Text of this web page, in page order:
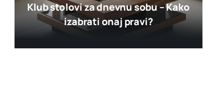
Klub stolovi za dnevnu sobu – Kako
izabrati onaj pravi?